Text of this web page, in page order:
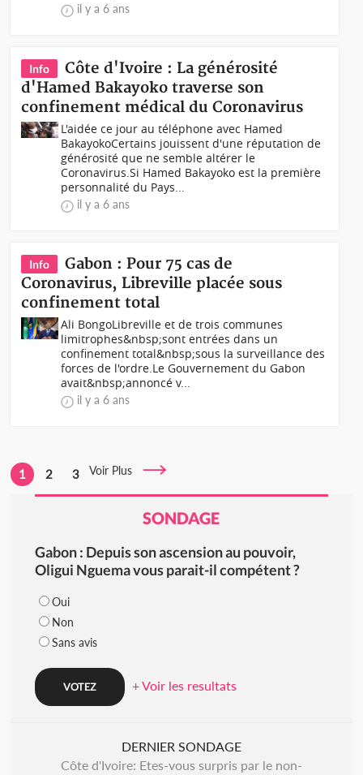
il y a 6 ans
Info
Côte d'Ivoire : La générosité
d'Hamed Bakayoko traverse son
confinement médical du Coronavirus
L'aidée ce jour au téléphone avec Hamed
BakayokoCertains jouissent d'une réputation de
générosité que ne semble altérer le
Coronavirus.Si Hamed Bakayoko est la première
personnalité du Pays...
il y a 6 ans
Info
Gabon : Pour 75 cas de
Coronavirus, Libreville placée sous
confinement total
Ali BongoLibreville et de trois communes
limitrophes&nbsp;sont entrées dans un
confinement total&nbsp;sous la surveillance des
forces de l'ordre.Le Gouvernement du Gabon
avait&nbsp;annoncé v...
il y a 6 ans
1 2 3 Voir Plus
SONDAGE
Gabon : Depuis son ascension au pouvoir,
Oligui Nguema vous parait-il compétent ?
Oui
Non
Sans avis
+ Voir les resultats
DERNIER SONDAGE
Côte d'Ivoire: Etes-vous surpris par le non-